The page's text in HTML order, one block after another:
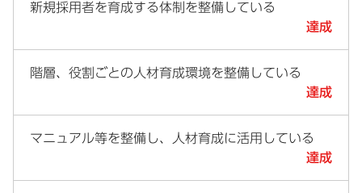
新規採用者を育成する体制を整備している
達成
階層、役割ごとの人材育成環境を整備している
達成
マニュアル等を整備し、人材育成に活用している
達成